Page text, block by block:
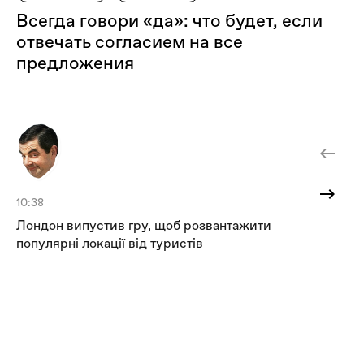
Всегда говори «да»: что будет, если
отвечать согласием на все
предложения
10:38
Лондон випустив гру, щоб розвантажити
популярні локації від туристів